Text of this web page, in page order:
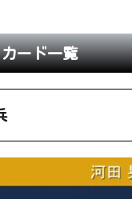
ード一覧